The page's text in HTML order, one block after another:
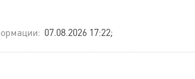
07.08.2026 17:22;